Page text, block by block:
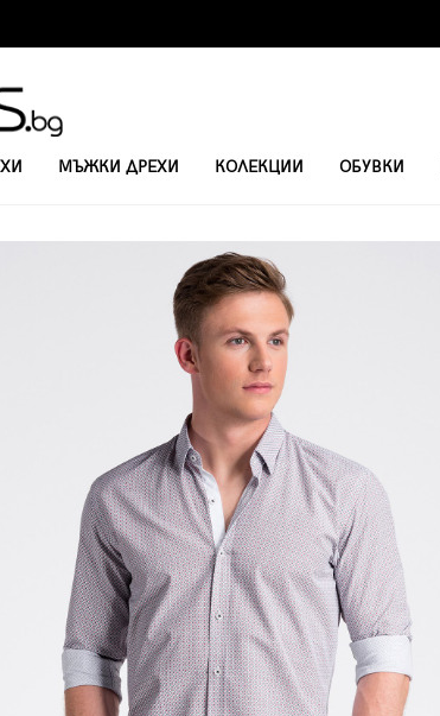
МЪЖКИ ДРЕХИ КОЛЕКЦИИ ОБУВКИ